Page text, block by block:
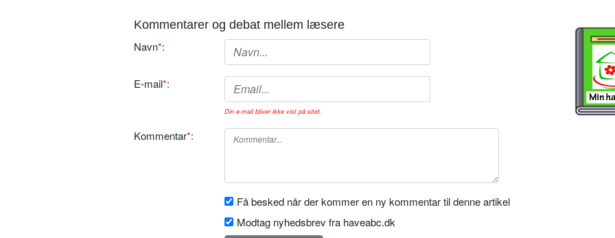
Kommentarer og debat mellem læsere
Navn*:
E-mail*:
Din e-mail bliver ikke vist på sitet.
Kommentar*:
Få besked når der kommer en ny kommentar til denne artikel
Modtag nyhedsbrev fra haveabc.dk